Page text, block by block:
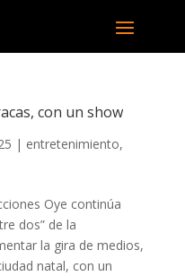
con un show
| entretenimiento,
Oye continúa
dos” de la
la gira de medios,
natal, con un